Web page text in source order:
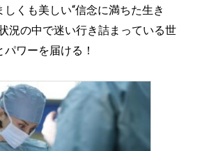
くも美しい“信念に満ちた生き
況の中で迷い行き詰まっている世
ワーを届ける！